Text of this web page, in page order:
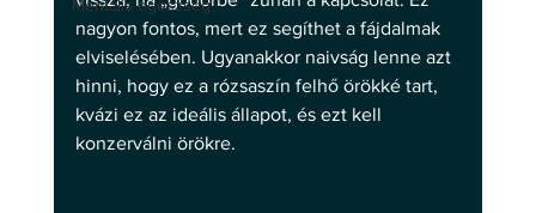
Mentális egészség
nagyon fontos, mert ez segíthet a fájdalmak
elviselésében. Ugyanakkor naivság lenne azt
hinni, hogy ez a rózsaszín felhő örökké tart,
kvázi ez az ideális állapot, és ezt kell
konzerválni örökre.